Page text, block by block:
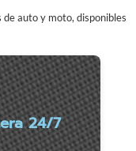
auto y moto, disponibles
24/7